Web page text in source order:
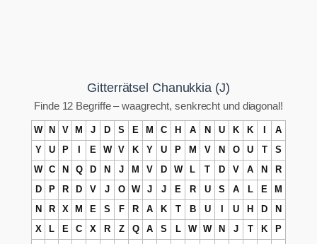
Gitterrätsel Chanukkia (J)
Finde 12 Begriffe – waagrecht, senkrecht und diagonal!
W N V M J D S E M C H A N U K K
A
Y
U P E W V K Y U P M V N O U T
S
W
C N Q D N J M V D W L T D V A N
R
D
P R D V J O W J J E R U S A L E
M
N
R X M E S F R A K T B U U H D
N
X
L E C X R Z Q A S L W W N J T K
P